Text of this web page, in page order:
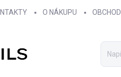
O NÁKUPU